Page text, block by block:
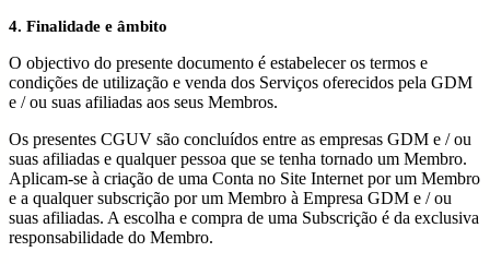
4. Finalidade e âmbito
O objectivo do presente documento é estabelecer os termos e
condições de utilização e venda dos Serviços oferecidos pela GDM
e / ou suas afiliadas aos seus Membros.
Os presentes CGUV são concluídos entre as empresas GDM e / ou
suas afiliadas e qualquer pessoa que se tenha tornado um Membro.
Aplicam-se à criação de uma Conta no Site Internet por um Membro
e a qualquer subscrição por um Membro à Empresa GDM e / ou
suas afiliadas. A escolha e compra de uma Subscrição é da exclusiva
responsabilidade do Membro.